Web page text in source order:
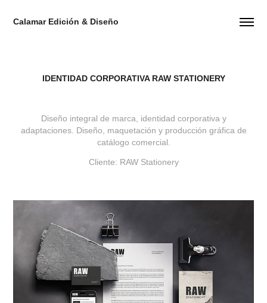
Calamar Edición & Diseño
IDENTIDAD CORPORATIVA RAW STATIONERY
Diseño integral de marca, identidad corporativa y
adaptaciones. Diseño, maquetación y producción gráfica de
catálogo comercial.
Cliente: RAW Stationery